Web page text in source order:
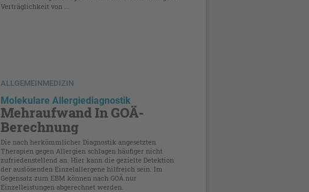
Verträglichkeit von ...
ALLGEMEINMEDIZIN
Molekulare Allergiediagnostik
Mehraufwand In GOÄ-
Berechnung
Die nach herkömmlicher Diagnostik angesetzten
Therapien gegen Allergien schlagen häufiger nicht
zufriedenstellend an. Hier kann die gezielte Detektion
der auslösenden Einzelallergene hilfreich sein. Im
Gegensatz zum EBM können nach GOÄ nur
Einzelleistungen abgerechnet werden.